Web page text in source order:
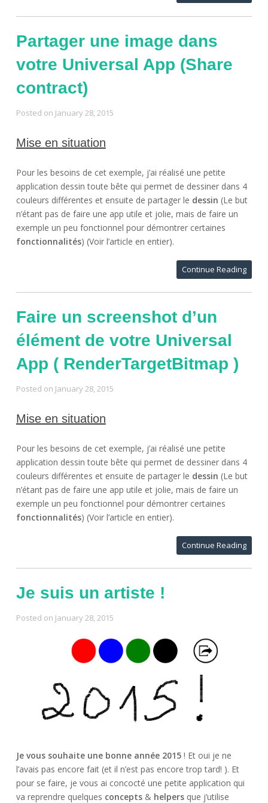
Partager une image dans
votre Universal App (Share
contract)
Posted on January 28, 2015
Mise en situation
Pour les besoins de cet exemple, j’ai réalisé une petite
application dessin toute bête qui permet de dessiner dans 4
couleurs différentes et ensuite de partager le dessin (Le but
n’étant pas de faire une app utile et jolie, mais de faire un
exemple un peu fonctionnel pour démontrer certaines
fonctionnalités) (Voir l’article en entier).
Continue Reading
Faire un screenshot d’un
élément de votre Universal
App ( RenderTargetBitmap )
Posted on January 28, 2015
Mise en situation
Pour les besoins de cet exemple, j’ai réalisé une petite
application dessin toute bête qui permet de dessiner dans 4
couleurs différentes et ensuite de partager le dessin (Le but
n’étant pas de faire une app utile et jolie, mais de faire un
exemple un peu fonctionnel pour démontrer certaines
fonctionnalités) (Voir l’article en entier).
Continue Reading
Je suis un artiste !
Posted on January 28, 2015
Je vous souhaite une bonne année 2015! Et oui je ne
l’avais pas encore fait (et il n’est pas encore trop tard! ). Et
pour se faire, je vous ai concocté une petite application qui
va reprendre quelques concepts & helpersque j’utilise